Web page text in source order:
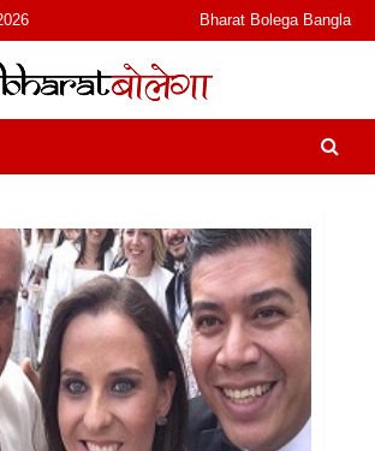
Bharat Bolega Bangla
भारत बोलेगा
वीडियो और फ़ीचर. भारत बोलेगा हिंदी न्यूज़ वेबसाइट
Trends & Podcast I जानकारी भी समझदारी भी